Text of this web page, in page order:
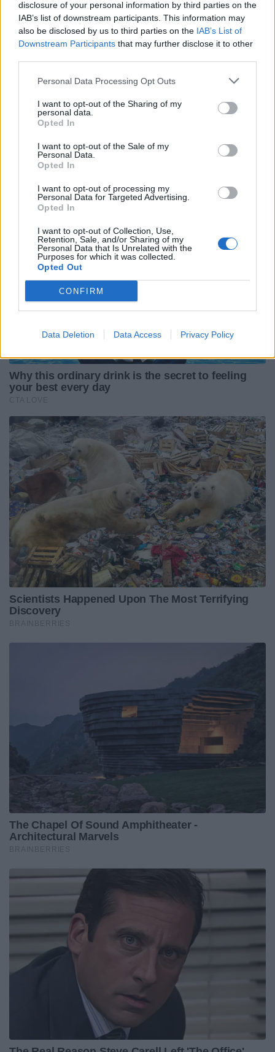
disclosure of your personal information by third parties on the
IAB’s list of downstream participants. This information may
also be disclosed by us to third parties on the IAB’s List of
Downstream Participants that may further disclose it to other
Personal Data Processing Opt Outs
I want to opt-out of the Sharing of my
personal data.
Opted In
I want to opt-out of the Sale of my
Personal Data.
Opted In
I want to opt-out of processing my
Personal Data for Targeted Advertising.
Opted In
I want to opt-out of Collection, Use,
Retention, Sale, and/or Sharing of my
Personal Data that Is Unrelated with the
Purposes for which it was collected.
Opted Out
CONFIRM
Data Deletion Data Access Privacy Policy